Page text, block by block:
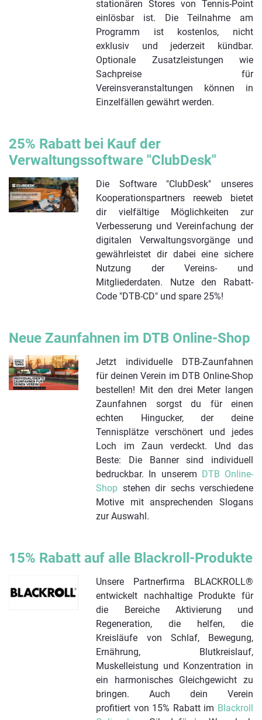
stationären Stores von Tennis-Point
einlösbar ist. Die Teilnahme am
Programm ist kostenlos, nicht
exklusiv und jederzeit kündbar.
Optionale Zusatzleistungen wie
Sachpreise für
Vereinsveranstaltungen können in
Einzelfällen gewährt werden.
25% Rabatt bei Kauf der
Verwaltungssoftware "ClubDesk"
Die Software "ClubDesk" unseres
Kooperationspartners reeweb bietet
dir vielfältige Möglichkeiten zur
Verbesserung und Vereinfachung der
digitalen Verwaltungsvorgänge und
gewährleistet dir dabei eine sichere
Nutzung der Vereins- und
Mitgliederdaten. Nutze den Rabatt-
Code "DTB-CD" und spare 25%!
Neue Zaunfahnen im DTB Online-Shop
Jetzt individuelle DTB-Zaunfahnen
für deinen Verein im DTB Online-Shop
bestellen! Mit den drei Meter langen
Zaunfahnen sorgst du für einen
echten Hingucker, der deine
Tennisplätze verschönert und jedes
Loch im Zaun verdeckt. Und das
Beste: Die Banner sind individuell
bedruckbar. In unserem DTB Online-
Shop stehen dir sechs verschiedene
Motive mit ansprechenden Slogans
zur Auswahl.
15% Rabatt auf alle Blackroll-Produkte
Unsere Partnerfirma BLACKROLL®
entwickelt nachhaltige Produkte für
die Bereiche Aktivierung und
Regeneration, die helfen, die
Kreisläufe von Schlaf, Bewegung,
Ernährung, Blutkreislauf,
Muskelleistung und Konzentration in
ein harmonisches Gleichgewicht zu
bringen. Auch dein Verein
profitiert von 15% Rabatt im Blackroll